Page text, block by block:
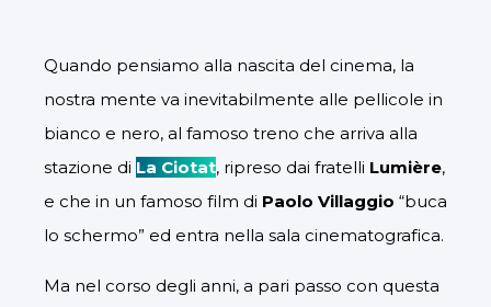
Quando pensiamo alla nascita del cinema, la
nostra mente va inevitabilmente alle pellicole in
bianco e nero, al famoso treno che arriva alla
stazione di La Ciotat, ripreso dai fratelli Lumière,
e che in un famoso film di Paolo Villaggio “buca
lo schermo” ed entra nella sala cinematografica.
Ma nel corso degli anni, a pari passo con questa